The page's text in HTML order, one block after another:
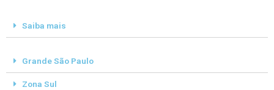
Saiba mais
Grande São Paulo
Zona Sul